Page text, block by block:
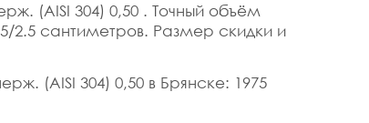
(AISI 304) 0,50 . Точный объём
2.5 сантиметров. Размер скидки и
(AISI 304) 0,50 в Брянске: 1975